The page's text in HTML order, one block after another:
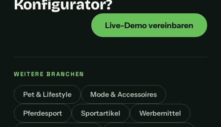
Konfigurator?
Live-Demo vereinbaren
WEITERE BRANCHEN
Pet & Lifestyle Mode & Accessoires
Pferdesport Sportartikel Werbemittel